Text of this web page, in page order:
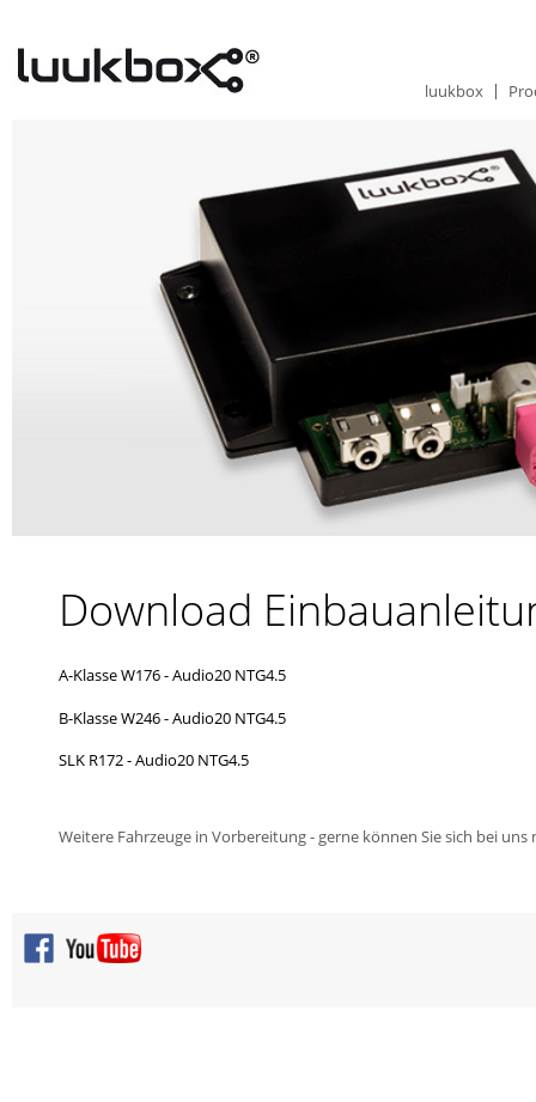
luukbox
Download
A-Klasse W176 - Audio20 NTG4.5
B-Klasse W246 - Audio20 NTG4.5
SLK R172 - Audio20 NTG4.5
Weitere Fahrzeuge in Vorbereitung - gerne können Sie sich bei uns